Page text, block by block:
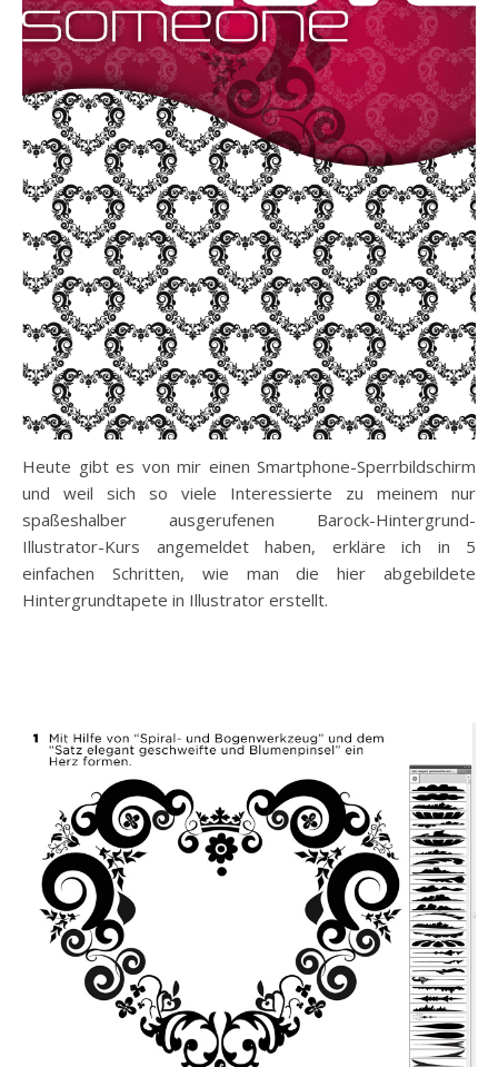
Heute gibt es von mir einen Smartphone-Sperrbildschirm
und weil sich so viele Interessierte zu meinem nur
spaßeshalber ausgerufenen Barock-Hintergrund-
Illustrator-Kurs angemeldet haben, erkläre ich in 5
einfachen Schritten, wie man die hier abgebildete
Hintergrundtapete in Illustrator erstellt.